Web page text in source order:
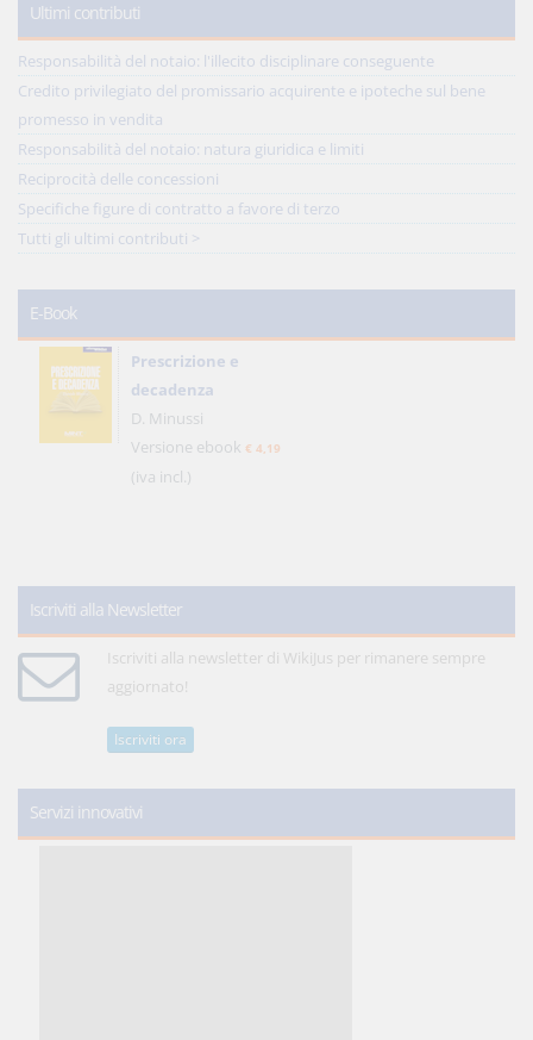
Ultimi contributi
Responsabilità del notaio: l'illecito disciplinare conseguente
Credito privilegiato del promissario acquirente e ipoteche sul bene
promesso in vendita
Responsabilità del notaio: natura giuridica e limiti
Reciprocità delle concessioni
Specifiche figure di contratto a favore di terzo
Tutti gli ultimi contributi >
E-Book
Prescrizione e
decadenza
D. Minussi
Versione ebook € 4,19
(iva incl.)
Iscriviti alla Newsletter
Iscriviti alla newsletter di WikiJus per rimanere sempre
aggiornato!
Iscriviti ora
Servizi innovativi